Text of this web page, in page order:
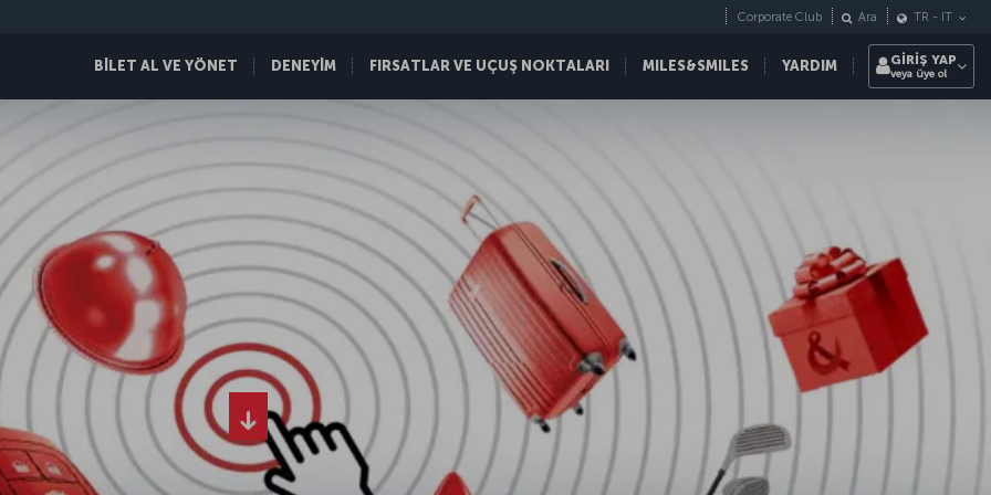
BİLET AL VE YÖNET DENEYİM FIRSATLAR VE UÇUŞ NOKTALARI MILES&SMILES YARDIM
Corporate Club Ara TR - IT
GİRİŞ YAP
veya üye ol